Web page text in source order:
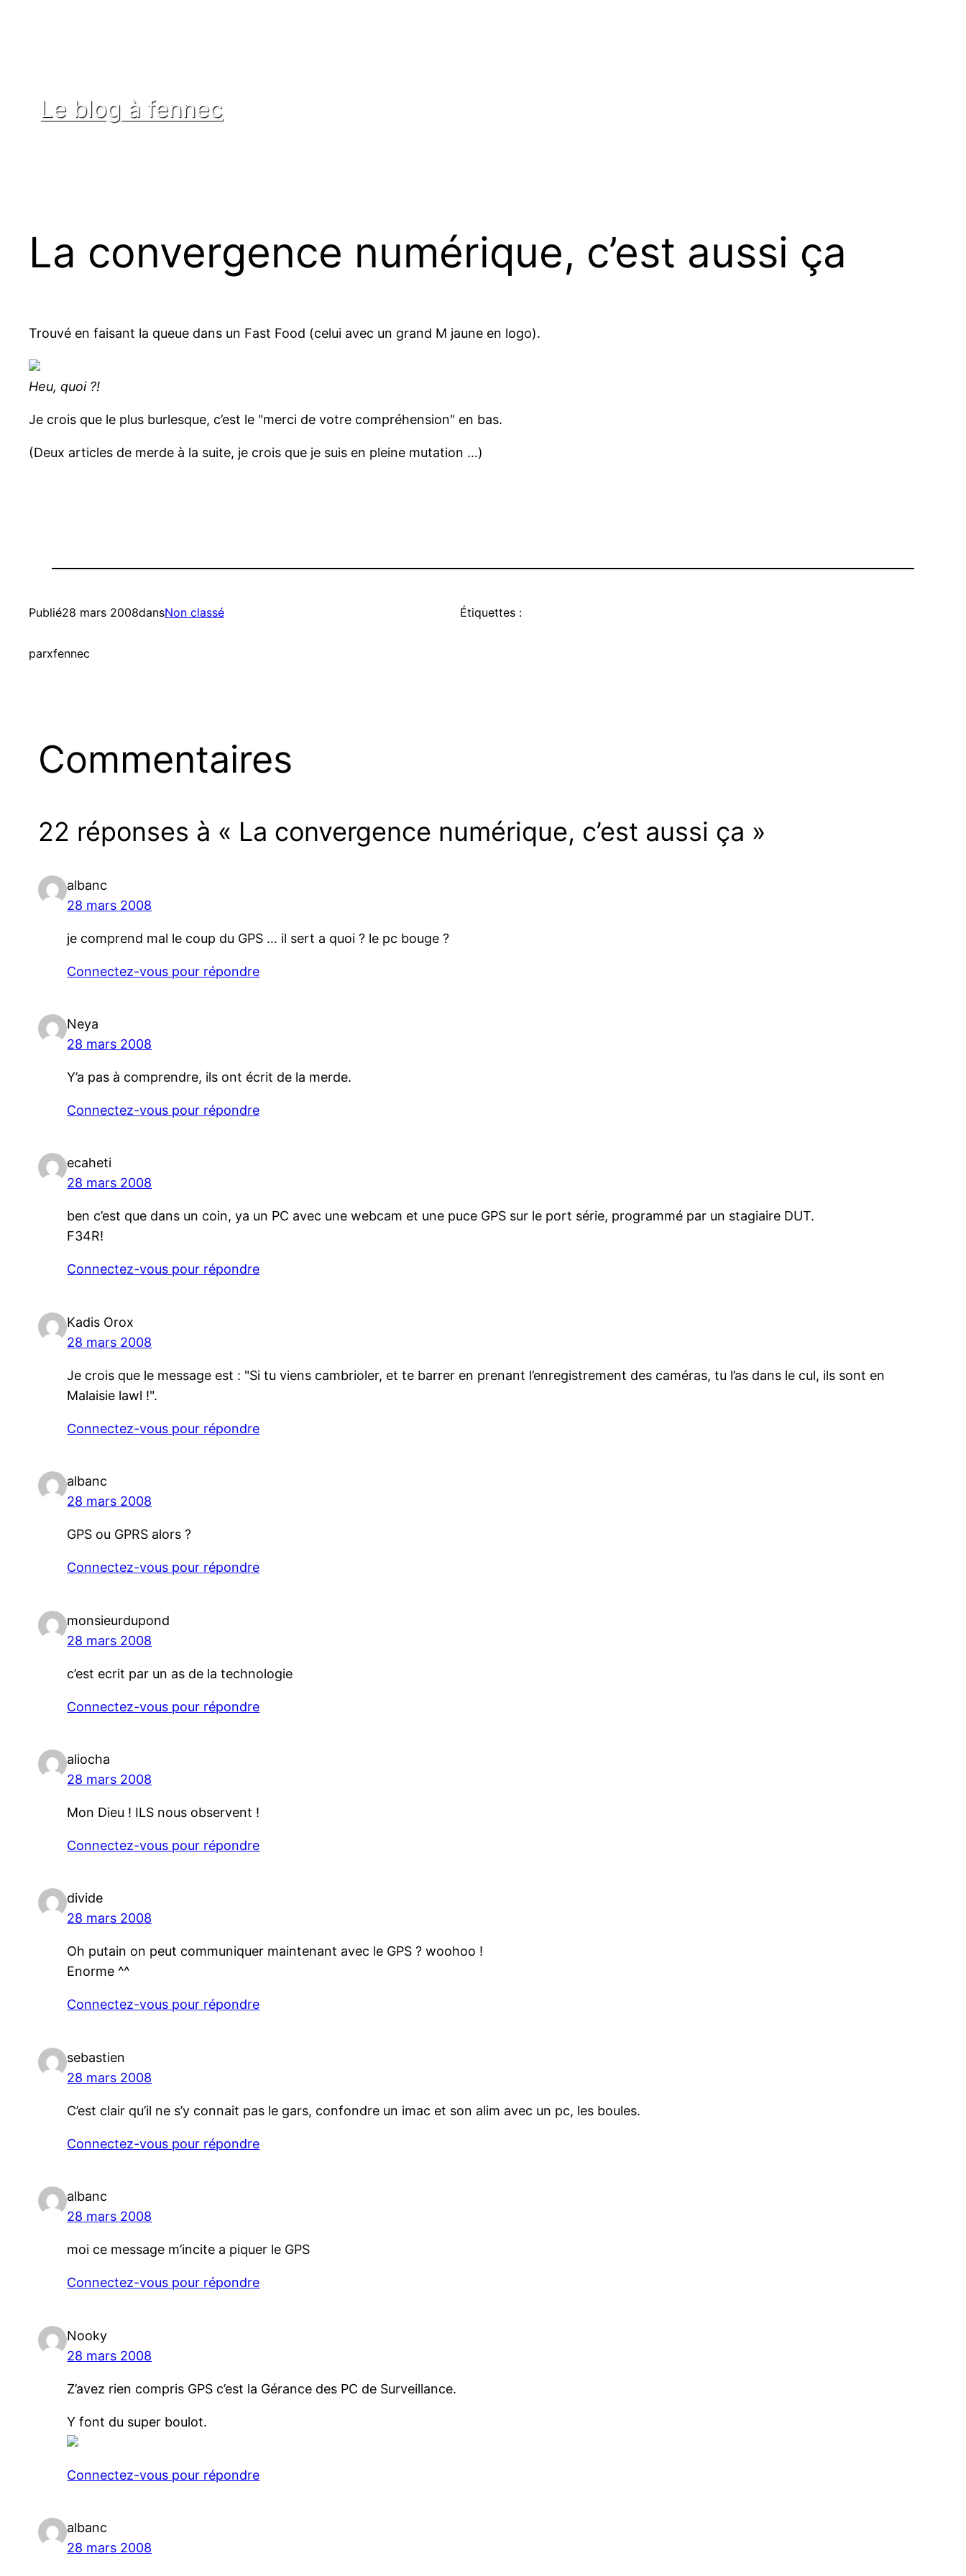
Le blog à fennec
La convergence numérique, c’est aussi ça
Trouvé en faisant la queue dans un Fast Food (celui avec un grand M jaune en logo).
Heu, quoi ?!
Je crois que le plus burlesque, c’est le "merci de votre compréhension" en bas.
(Deux articles de merde à la suite, je crois que je suis en pleine mutation …)
Publié28 mars 2008dansNon classé
parxfennec
Étiquettes :
Commentaires
22 réponses à « La convergence numérique, c’est aussi ça »
albanc
28 mars 2008
je comprend mal le coup du GPS … il sert a quoi ? le pc bouge ?
Connectez-vous pour répondre
Neya
28 mars 2008
Y’a pas à comprendre, ils ont écrit de la merde.
Connectez-vous pour répondre
ecaheti
28 mars 2008
ben c’est que dans un coin, ya un PC avec une webcam et une puce GPS sur le port série, programmé par un stagiaire DUT.
F34R!
Connectez-vous pour répondre
Kadis Orox
28 mars 2008
Je crois que le message est : "Si tu viens cambrioler, et te barrer en prenant l’enregistrement des caméras, tu l’as dans le cul, ils sont en
Malaisie lawl !".
Connectez-vous pour répondre
albanc
28 mars 2008
GPS ou GPRS alors ?
Connectez-vous pour répondre
monsieurdupond
28 mars 2008
c’est ecrit par un as de la technologie
Connectez-vous pour répondre
aliocha
28 mars 2008
Mon Dieu ! ILS nous observent !
Connectez-vous pour répondre
divide
28 mars 2008
Oh putain on peut communiquer maintenant avec le GPS ? woohoo !
Enorme ^^
Connectez-vous pour répondre
sebastien
28 mars 2008
C’est clair qu’il ne s’y connait pas le gars, confondre un imac et son alim avec un pc, les boules.
Connectez-vous pour répondre
albanc
28 mars 2008
moi ce message m’incite a piquer le GPS
Connectez-vous pour répondre
Nooky
28 mars 2008
Z’avez rien compris GPS c’est la Gérance des PC de Surveillance.
Y font du super boulot.
Connectez-vous pour répondre
albanc
28 mars 2008